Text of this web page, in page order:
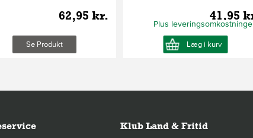
62,95 kr.
Se Produkt
41,95
Plus
Læg i kurv
Klub Land & Fritid